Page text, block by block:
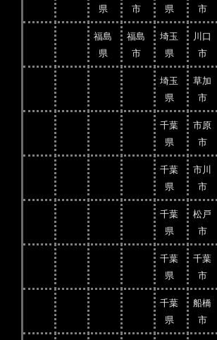
県
市
県
市
福島
県
福島
市
埼玉
県
川口
市
埼玉
県
草加
市
千葉
県
市原
市
千葉
県
市川
市
千葉
県
松戸
市
千葉
県
千葉
市
千葉
県
船橋
市